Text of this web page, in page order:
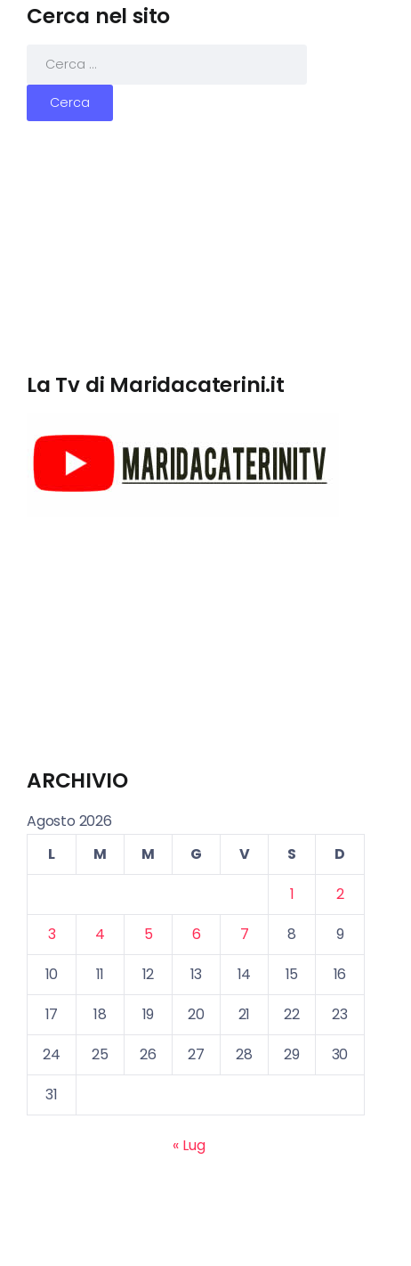
Cerca nel sito
La Tv di Maridacaterini.it
ARCHIVIO
Agosto 2026
L
M M G V S
D
1
2
3
4 5 6 7 8
9
10
11 12 13 14 15
16
17
18 19 20 21 22
23
24
25 26 27 28 29
30
31
« Lug